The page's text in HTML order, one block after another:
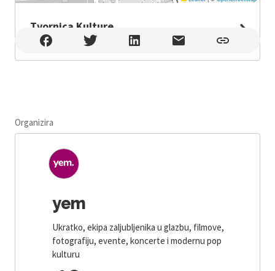
Tvornica Kulture
Tvornica Kulture , Zagreb
Organizira
yem
Ukratko, ekipa zaljubljenika u glazbu, filmove,
fotografiju, evente, koncerte i modernu pop
kulturu